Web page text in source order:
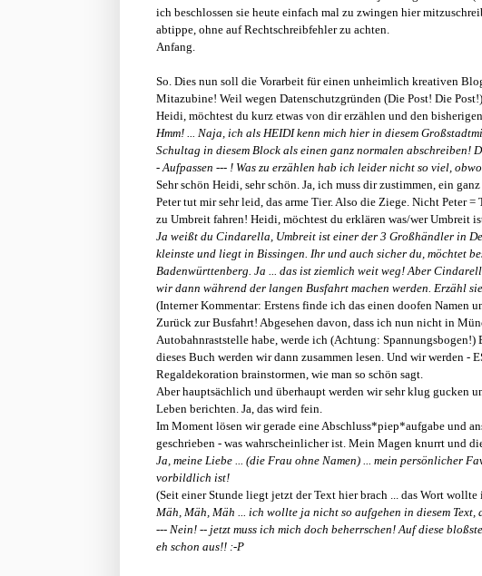
ich beschlossen sie heute einfach mal zu zwingen hier
abtippe, ohne auf Rechtschreibfehler zu achten.
Anfang.
So. Dies nun soll die Vorarbeit für einen unheimlich kreativen
Mitazubine! Weil wegen Datenschutzgründen (Die Post! Die
Heidi, möchtest du kurz etwas von dir erzählen und den
Hmm! ... Naja, ich als HEIDI kenn mich hier in diesem
Schultag in diesem Block als einen ganz normalen abschreiben!
- Aufpassen --- ! Was zu erzählen hab ich leider nicht so viel,
Sehr schön Heidi, sehr schön. Ja, ich muss dir zustimmen, ein
Peter tut mir sehr leid, das arme Tier. Also die Ziege. Nicht Peter
zu Umbreit fahren! Heidi, möchtest du erklären was/wer Umbreit
Ja weißt du Cindarella, Umbreit ist einer der 3 Großhändler in
kleinste und liegt in Bissingen. Ihr und auch sicher du, möchtet
Badenwürttenberg. Ja ... das ist ziemlich weit weg! Aber
wir dann während der langen Busfahrt machen werden. Erzähl
(Interner Kommentar: Erstens finde ich das einen doofen Namen
Zurück zur Busfahrt! Abgesehen davon, dass ich nun nicht in
Autobahnraststelle habe, werde ich (Achtung:
dieses Buch werden wir dann zusammen lesen. Und wir werden -
Regaldekoration brainstormen, wie man so schön sagt.
Aber hauptsächlich und überhaupt werden wir sehr klug gucken
Leben berichten. Ja, das wird fein.
Im Moment lösen wir gerade eine Abschluss*piep*aufgabe und
geschrieben - was wahrscheinlicher ist. Mein Magen knurrt und
Ja, meine Liebe ... (die Frau ohne Namen) ... mein persönlicher
vorbildlich ist!
(Seit einer Stunde liegt jetzt der Text hier brach ... das Wort
Mäh, Mäh, Mäh ... ich wollte ja nicht so aufgehen in diesem
--- Nein! -- jetzt muss ich mich doch beherrschen! Auf diese
eh schon aus!! :-P